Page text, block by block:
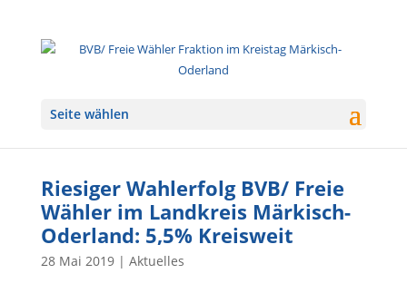
Seite wählen
Riesiger Wahlerfolg BVB/ Freie
Wähler im Landkreis Märkisch-
Oderland: 5,5% Kreisweit
28 Mai 2019| Aktuelles